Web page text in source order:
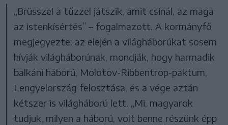
„Brüsszel a tűzzel játszik, amit csinál, az maga
az istenkísértés” – fogalmazott. A kormányfő
megjegyezte: az elején a világháborúkat sosem
hívják világháborúnak, mondják, hogy harmadik
balkáni háború, Molotov-Ribbentrop-paktum,
Lengyelország felosztása, és a vége aztán
kétszer is világháború lett. „Mi, magyarok
tudjuk, milyen a háború, volt benne részünk épp